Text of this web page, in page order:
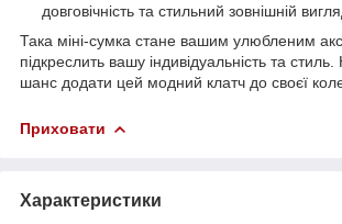
довговічність та стильний зовнішній
Така міні-сумка стане вашим улюбленим
підкреслить вашу індивідуальність та стиль.
шанс додати цей модний клатч до своєї
Приховати
Характеристики